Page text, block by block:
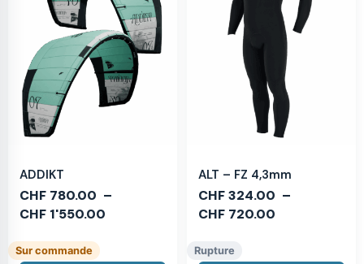
ADDIKT
CHF 780.00 –
CHF 1'550.00
Sur commande
ALT – FZ 4,3mm
CHF324.00 –
CHF 720.00
Rupture